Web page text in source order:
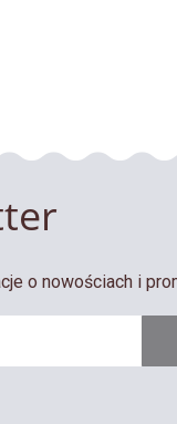
o nowościach i